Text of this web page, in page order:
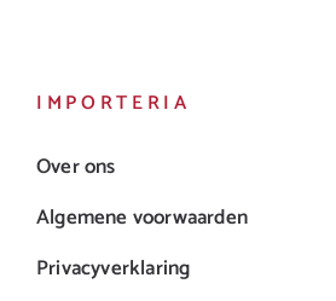
IMPORTERIA
Over ons
Algemene voorwaarden
Privacyverklaring